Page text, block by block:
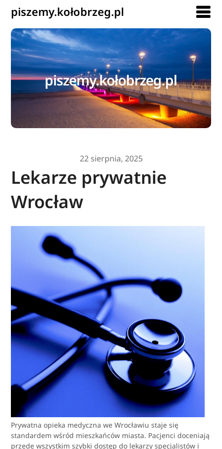
piszemy.kołobrzeg.pl
piszemy.kołobrzeg.pl
22 sierpnia, 2025
Lekarze prywatnie
Wrocław
Prywatna opieka medyczna we Wrocławiu staje się
standardem wśród mieszkańców miasta. Pacjenci doceniają
przede wszystkim szybki dostęp do lekarzy specjalistów i